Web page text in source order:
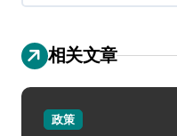
相关文章
政策